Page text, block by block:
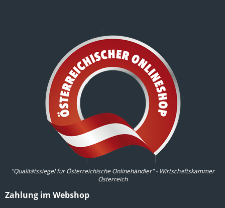
"Qualitätssiegel für Österreichische Onlinehändler" - Wirtschaftskammer
Österreich
Zahlung im Webshop